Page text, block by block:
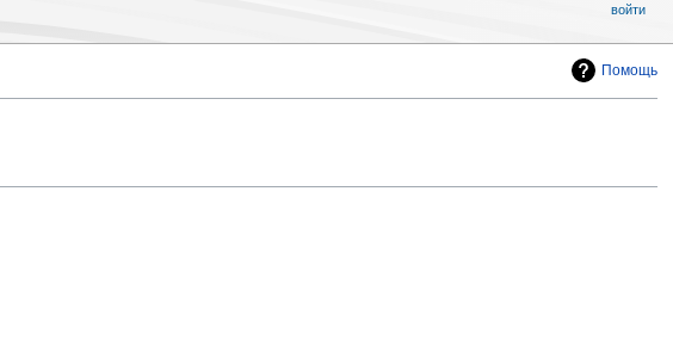
Помощь
войти